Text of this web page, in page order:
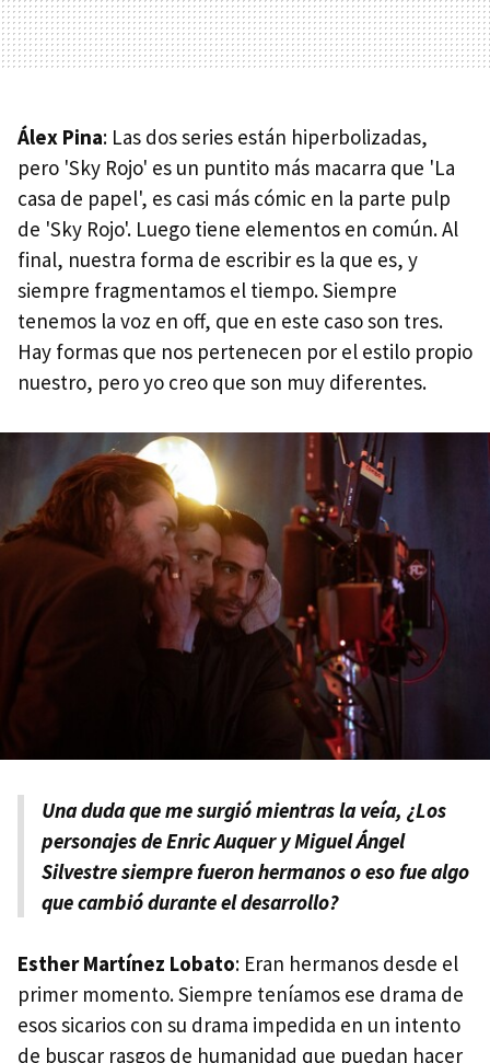
Álex Pina: Las dos series están hiperbolizadas,
pero 'Sky Rojo' es un puntito más macarra que 'La
casa de papel', es casi más cómic en la parte pulp
de 'Sky Rojo'. Luego tiene elementos en común. Al
final, nuestra forma de escribir es la que es, y
siempre fragmentamos el tiempo. Siempre
tenemos la voz en off, que en este caso son tres.
Hay formas que nos pertenecen por el estilo propio
nuestro, pero yo creo que son muy diferentes.
Una duda que me surgió mientras la veía, ¿Los
personajes de Enric Auquer y Miguel Ángel
Silvestre siempre fueron hermanos o eso fue algo
que cambió durante el desarrollo?
Esther Martínez Lobato: Eran hermanos desde el
primer momento. Siempre teníamos ese drama de
esos sicarios con su drama impedida en un intento
de buscar rasgos de humanidad que puedan hacer